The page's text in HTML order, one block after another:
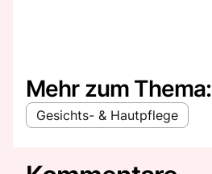
Mehr zum Thema:
Gesichts- & Hautpflege